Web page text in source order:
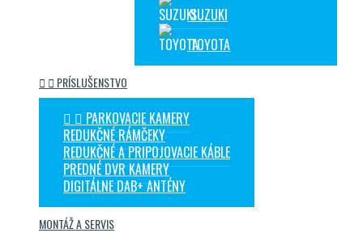
SUZUKI
TOYOTA
  PRÍSLUŠENSTVO
  PARKOVACIE KAMERY
REDUKČNÉ RÁMČEKY
REDUKČNÉ A PRIPOJOVACIE KÁBLE
PREDNÉ DVR KAMERY
DIGITÁLNE DAB+ ANTÉNY
MONTÁŽ A SERVIS